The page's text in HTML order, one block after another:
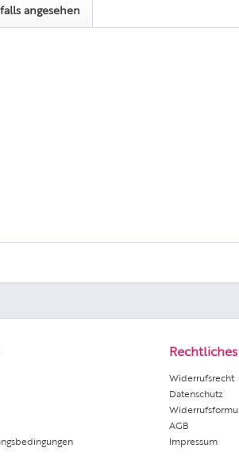
angesehen
Rechtliches
Widerrufsrecht
Datenschutz
AGB
Impressum